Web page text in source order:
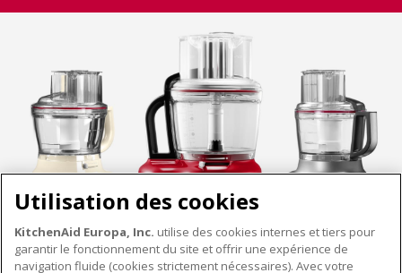
Utilisation des cookies
KitchenAid Europa, Inc. utilise des cookies internes et tiers pour
garantir le fonctionnement du site et offrir une expérience de
navigation fluide (cookies strictement nécessaires). Avec votre